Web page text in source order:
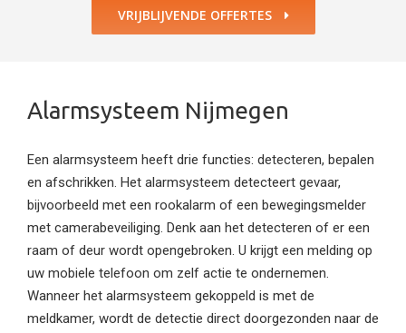
VRIJBLIJVENDE OFFERTES
Alarmsysteem Nijmegen
Een alarmsysteem heeft drie functies: detecteren, bepalen
en afschrikken. Het alarmsysteem detecteert gevaar,
bijvoorbeeld met een rookalarm of een bewegingsmelder
met camerabeveiliging. Denk aan het detecteren of er een
raam of deur wordt opengebroken. U krijgt een melding op
uw mobiele telefoon om zelf actie te ondernemen.
Wanneer het alarmsysteem gekoppeld is met de
meldkamer, wordt de detectie direct doorgezonden naar de